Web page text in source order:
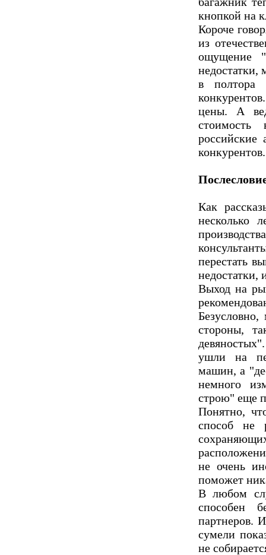
кнопкой на
Короче
из
ощущение
недостатки,
в полтора
цены. А
российские
конкурентов.
Как
несколько
перестать
недостатки,
Выход на
стороны,
ушли на
машин, а
немного
строю" еще
Понятно,
способ не
не очень
поможет
В любом
способен
партнеров.
сумели
не